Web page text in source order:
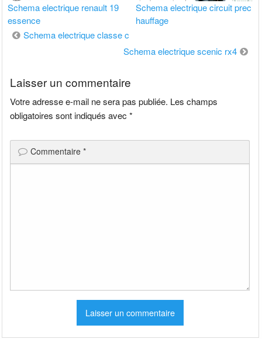
Schema electrique renault 19
essence
Schema electrique circuit prec
hauffage
Navigation
Schema electrique classe c
Schema electrique scenic rx4
Laisser un commentaire
Votre adresse e-mail ne sera pas publiée. Les champs
obligatoires sont indiqués avec*
Commentaire*